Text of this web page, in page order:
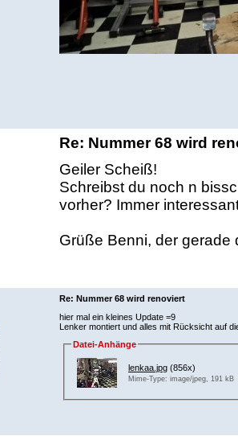
Re: Nummer 68 wird
Geiler Scheiß!
Schreibst du noch n
vorher? Immer
Grüße Benni, der gerade
Re: Nummer 68 wird renoviert
hier mal ein kleines Update =9
Lenker montiert und alles mit Rücksicht auf
Datei-Anhänge
lenkaa.jpg (856x)
Mime-Type: image/jpeg, 191 kB